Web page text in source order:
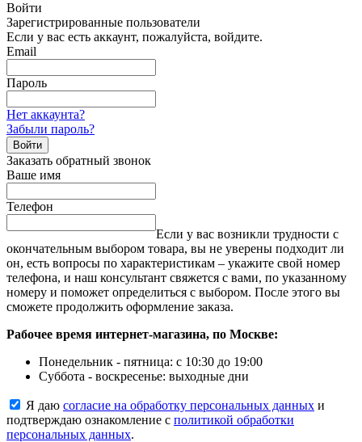
Войти
Зарегистрированные пользователи
Если у вас есть аккаунт, пожалуйста, войдите.
Email
Пароль
Нет аккаунта?
Забыли пароль?
Войти
Заказать обратный звонок
Ваше имя
Телефон
Если у вас возникли трудности с
окончательным выбором товара, вы не уверены подходит ли
он, есть вопросы по характеристикам – укажите свой номер
телефона, и наш консультант свяжется с вами, по указанному
номеру и поможет определиться с выбором. После этого вы
сможете продолжить оформление заказа.
Рабочее время интернет-магазина, по Москве:
Понедельник - пятница: с 10:30 до 19:00
Суббота - воскресенье: выходные дни
Я даю согласие на обработку персональных данных и
подтверждаю ознакомление с политикой обработки
персональных данных.